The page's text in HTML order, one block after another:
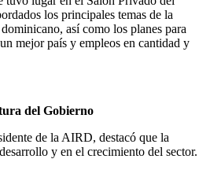
los principales temas de la
así como los planes para
mejor país y empleos en cantidad y
del Gobierno
de la AIRD, destacó que la
y en el crecimiento del sector.